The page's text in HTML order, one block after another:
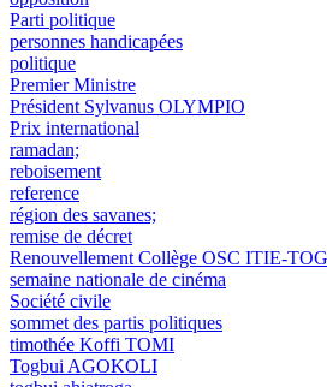
Parti politique
personnes handicapées
politique
Premier Ministre
Président Sylvanus OLYMPIO
Prix international
ramadan;
reboisement
reference
région des savanes;
remise de décret
Renouvellement Collège OSC ITIE-
semaine nationale de cinéma
Société civile
sommet des partis politiques
timothée Koffi TOMI
Togbui AGOKOLI